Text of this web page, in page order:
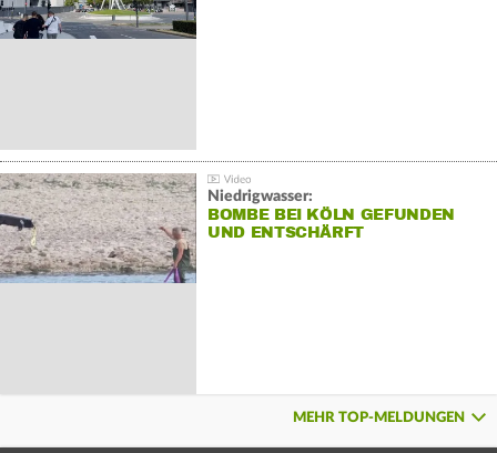
Niedrigwasser:
BOMBE BEI KÖLN GEFUNDEN
UND ENTSCHÄRFT
MEHR TOP-MELDUNGEN